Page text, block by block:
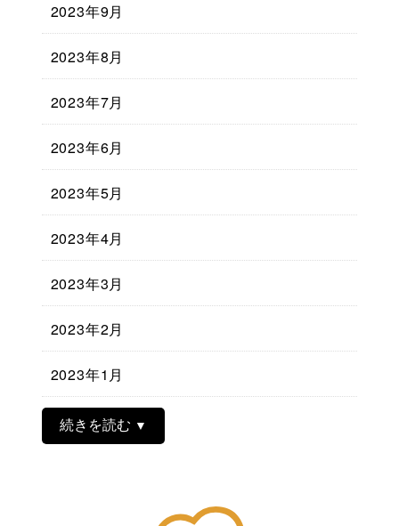
2023年9月
2023年8月
2023年7月
2023年6月
2023年5月
2023年4月
2023年3月
2023年2月
2023年1月
続きを読む